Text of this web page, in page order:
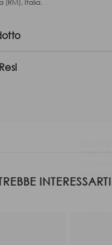
(RM), Italia.
Nome